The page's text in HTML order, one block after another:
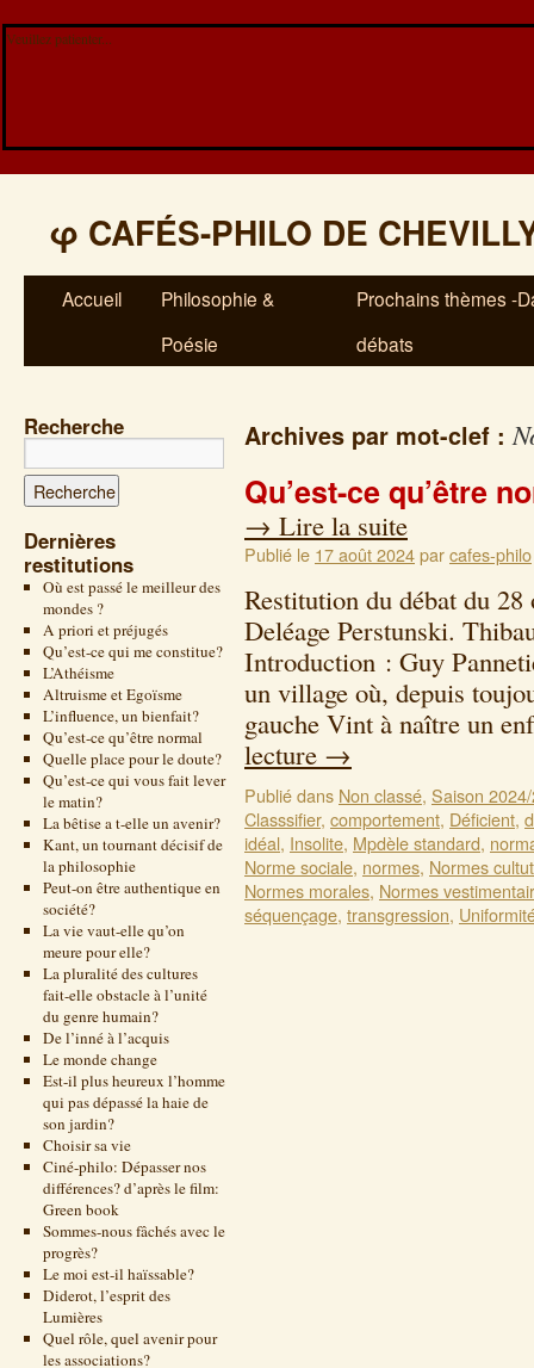
Veuillez patienter...
φ CAFÉS-PHILO DE
Accueil
Philosophie &
Poésie
Prochains thèmes -
débats
Recherche
Dernières
restitutions
Où est passé le meilleur des
mondes ?
A priori et préjugés
Qu’est-ce qui me constitue?
L’Athéisme
Altruisme et Egoïsme
L’influence, un bienfait?
Qu’est-ce qu’être normal
Quelle place pour le doute?
Qu’est-ce qui vous fait lever
le matin?
La bêtise a t-elle un avenir?
Kant, un tournant décisif de
la philosophie
Peut-on être authentique en
société?
La vie vaut-elle qu’on
meure pour elle?
La pluralité des cultures
fait-elle obstacle à l’unité
du genre humain?
De l’inné à l’acquis
Le monde change
Est-il plus heureux l’homme
qui pas dépassé la haie de
son jardin?
Choisir sa vie
Ciné-philo: Dépasser nos
différences? d’après le film:
Green book
Sommes-nous fâchés avec le
progrès?
Le moi est-il haïssable?
Diderot, l’esprit des
Lumières
Quel rôle, quel avenir pour
les associations?
Archives par mot-clef :
Qu’est-ce qu’être
→ Lire la suite
Publié le 17 août 2024parcafes-philo
Restitution du débat du
Deléage Perstunski.
Introduction : Guy
un village où, depuis
gauche Vint à naître un
lecture →
Publié dans Non classé, Saison
Classsifier, comportement, Déficient,
idéal, Insolite, Mpdèle standard,
Norme sociale, normes, Normes
Normes morales, Normes
séquençage, transgression,